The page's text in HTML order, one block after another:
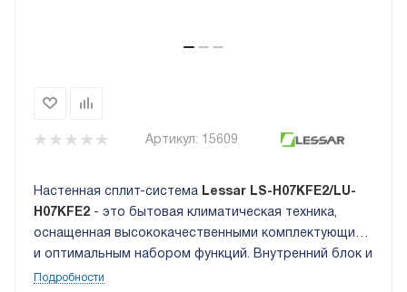
Артикул: 15609
Настенная сплит-система Lessar LS-H07KFE2/LU-
H07KFE2 - это бытовая климатическая техника,
оснащенная высококачественными комплектующими
и оптимальным набором функций. Внутренний блок и
отличается привлекательным дизайном и оснащен
Подробности